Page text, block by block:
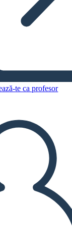
te ca profesor
DIAPOZITIVE